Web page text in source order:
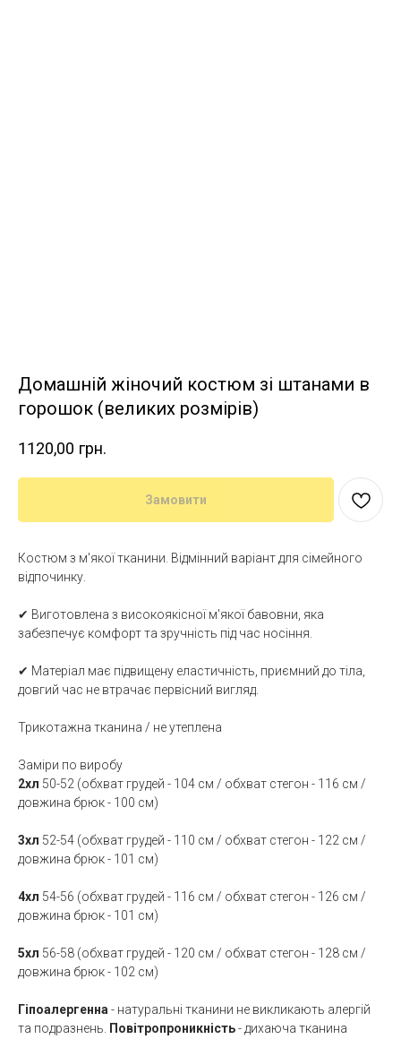
Домашній жіночий костюм зі штанами в
горошок (великих розмірів)
1120,00 грн.
Замовити
Костюм з м'якої тканини. Відмінний варіант для сімейного
відпочинку.
✔ Виготовлена з високоякісної м'якої бавовни, яка
забезпечує комфорт та зручність під час носіння.
✔ Матеріал має підвищену еластичність, приємний до тіла,
довгий час не втрачає первісний вигляд.
Трикотажна тканина / не утеплена
Заміри по виробу
2хл 50-52 (обхват грудей - 104 см / обхват стегон - 116 см /
довжина брюк - 100 см)
3хл 52-54 (обхват грудей - 110 см / обхват стегон - 122 см /
довжина брюк - 101 см)
4хл 54-56 (обхват грудей - 116 см / обхват стегон - 126 см /
довжина брюк - 101 см)
5хл 56-58 (обхват грудей - 120 см / обхват стегон - 128 см /
довжина брюк - 102 см)
Гіпоалергенна- натуральні тканини не викликають алергій
та подразнень. Повітропроникність- дихаюча тканина